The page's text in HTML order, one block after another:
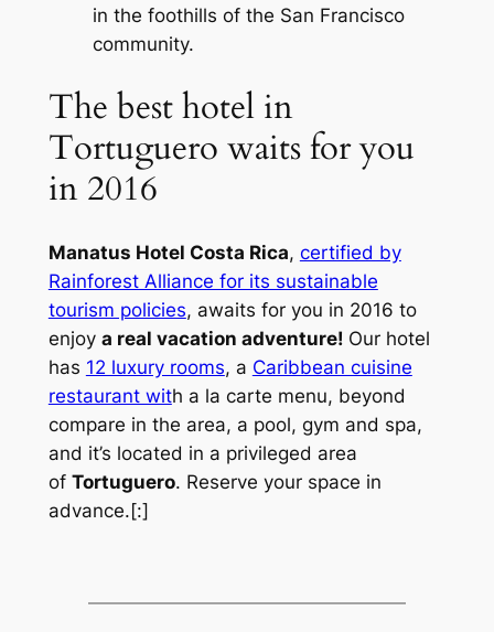
in the foothills of the San Francisco
community.
The best hotel in
Tortuguero waits for you
in 2016
Manatus Hotel Costa Rica, certified by
Rainforest Alliance for its sustainable
tourism policies, awaits for you in 2016 to
enjoy a real vacation adventure! Our hotel
has 12 luxury rooms, a Caribbean cuisine
restaurant with a la carte menu, beyond
compare in the area, a pool, gym and spa,
and it’s located in a privileged area
of Tortuguero. Reserve your space in
advance.[:]